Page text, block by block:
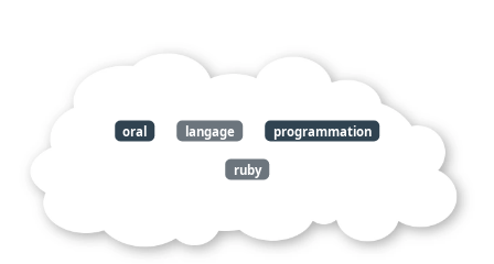
oral langage programmation
ruby